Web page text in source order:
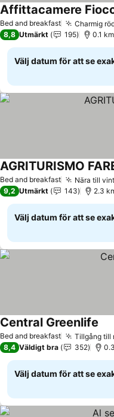
Bed and breakfast Charmig
Affittacamere
8,8 Utmärkt 195 0.1
Välj datum för att se
Bed and breakfast Nära till
AGRITURISMO
9,2 Utmärkt 143 2.3
Välj datum för att se
Bed and breakfast Tillgång till
Central Greenlife
8,4 Väldigt bra 352
Välj datum för att se